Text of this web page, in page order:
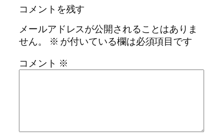
コメントを残す
メールアドレスが公開されることはありま
せん。
※ が付いている欄は必須項目です
コメント ※